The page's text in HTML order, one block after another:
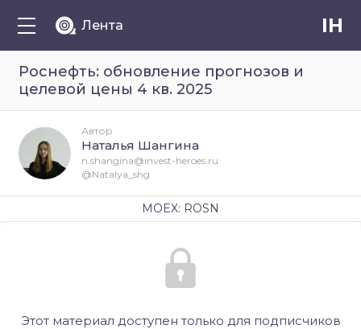
Лента IH
Роснефть: обновление прогнозов и
целевой цены 4 кв. 2025
Этот материал доступен только для подписчиков
Автор
Наталья Шангина
n.shangina@invest-heroes.ru
@Natalya_shg
MOEX: ROSN